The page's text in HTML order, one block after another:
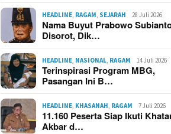
HEADLINE, RAGAM, SEJARAH 28 Juli 2026
Nama Buyut Prabowo
Disorot, Dik…
HEADLINE, NASIONAL, RAGAM 14 Juli 2026
Terinspirasi Program MBG,
Pasangan Ini B…
HEADLINE, KHASANAH, RAGAM 7 Juli 2026
11.160 Peserta Siap Ikuti
Akbar d…